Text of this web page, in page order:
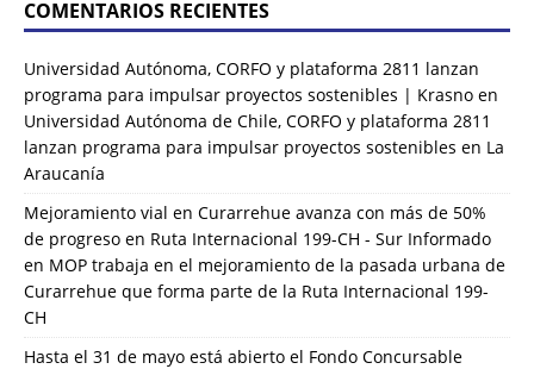
COMENTARIOS RECIENTES
Universidad Autónoma, CORFO y plataforma 2811 lanzan
programa para impulsar proyectos sostenibles | Krasno en
Universidad Autónoma de Chile, CORFO y plataforma 2811
lanzan programa para impulsar proyectos sostenibles en La
Araucanía
Mejoramiento vial en Curarrehue avanza con más de 50%
de progreso en Ruta Internacional 199-CH - Sur Informado
en MOP trabaja en el mejoramiento de la pasada urbana de
Curarrehue que forma parte de la Ruta Internacional 199-
CH
Hasta el 31 de mayo está abierto el Fondo Concursable